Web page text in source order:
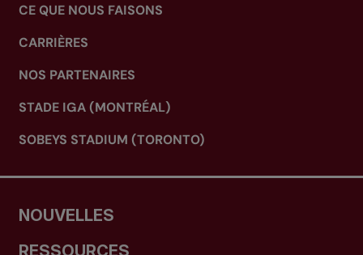
CE QUE NOUS FAISONS
CARRIÈRES
NOS PARTENAIRES
STADE IGA (MONTRÉAL)
SOBEYS STADIUM (TORONTO)
NOUVELLES